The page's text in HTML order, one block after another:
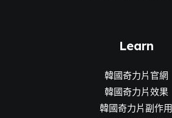
Learn
韓國奇力片官網
韓國奇力片效果
韓國奇力片副作用